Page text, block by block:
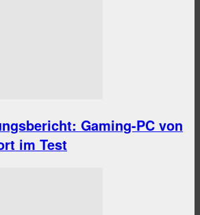
Gaming-PC von
im Test